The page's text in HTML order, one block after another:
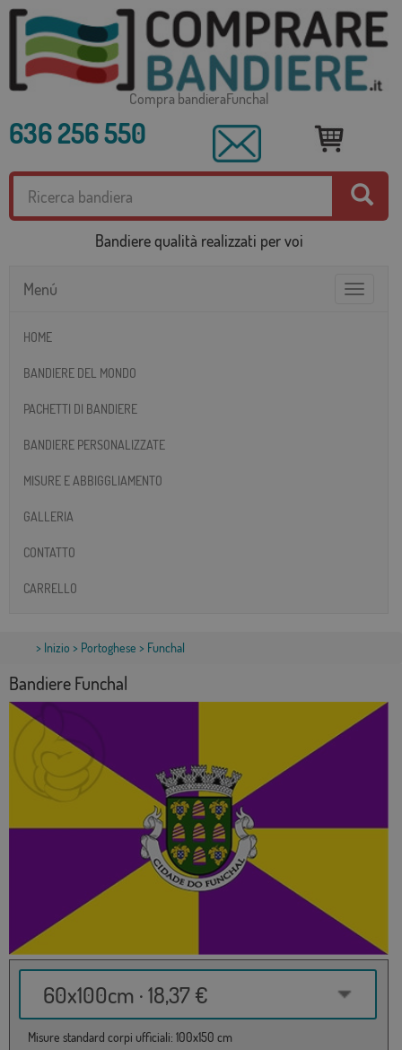
Compra bandieraFunchal
636 256 550
Bandiere qualità realizzati per voi
Toggle
Menú
HOME
BANDIERE DEL MONDO
PACHETTI DI BANDIERE
BANDIERE PERSONALIZZATE
MISURE E ABBIGGLIAMENTO
GALLERIA
CONTATTO
CARRELLO
> Inizio > Portoghese > Funchal
Bandiere Funchal
60x100cm · 18,37 €
Misure standard corpi ufficiali: 100x150 cm